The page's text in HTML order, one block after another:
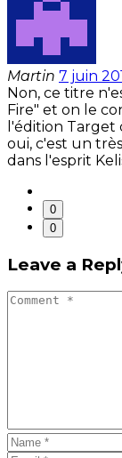
Martin 7 juin
Non, ce titre
Fire" et on le
l'édition Target
oui, c'est un
dans l'esprit
0
0
Leave a